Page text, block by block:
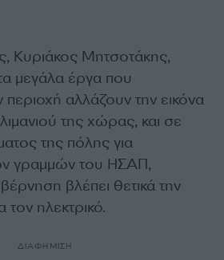
Μητσοτάκης,
μεγάλα έργα που
περιοχή αλλάζουν την εικόνα
της χώρας, και σε
της πόλης για
γραμμών του ΗΣΑΠ,
βλέπει θετικά την
τον ηλεκτρικό.
ΔΙΑΦΗΜΙΣΗ